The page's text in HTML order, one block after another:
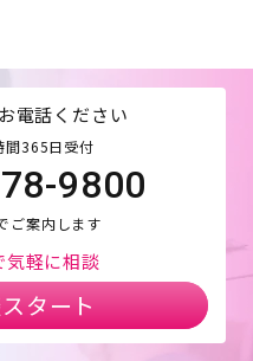
電話ください
間365日受付
9800
ご案内します
気軽に相談
タート